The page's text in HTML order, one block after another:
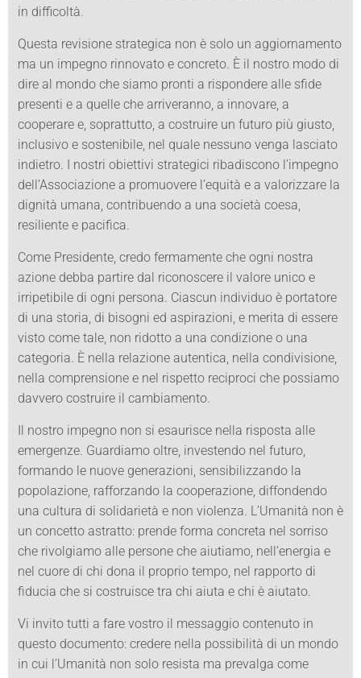
in difficoltà.
Questa revisione strategica non è solo un aggiornamento
ma un impegno rinnovato e concreto. È il nostro modo di
dire al mondo che siamo pronti a rispondere alle sfide
presenti e a quelle che arriveranno, a innovare, a
cooperare e, soprattutto, a costruire un futuro più giusto,
inclusivo e sostenibile, nel quale nessuno venga lasciato
indietro. I nostri obiettivi strategici ribadiscono l’impegno
dell’Associazione a promuovere l’equità e a valorizzare la
dignità umana, contribuendo a una società coesa,
resiliente e pacifica.
Come Presidente, credo fermamente che ogni nostra
azione debba partire dal riconoscere il valore unico e
irripetibile di ogni persona. Ciascun individuo è portatore
di una storia, di bisogni ed aspirazioni, e merita di essere
visto come tale, non ridotto a una condizione o una
categoria. È nella relazione autentica, nella condivisione,
nella comprensione e nel rispetto reciproci che possiamo
davvero costruire il cambiamento.
Il nostro impegno non si esaurisce nella risposta alle
emergenze. Guardiamo oltre, investendo nel futuro,
formando le nuove generazioni, sensibilizzando la
popolazione, rafforzando la cooperazione, diffondendo
una cultura di solidarietà e non violenza. L’Umanità non è
un concetto astratto: prende forma concreta nel sorriso
che rivolgiamo alle persone che aiutiamo, nell’energia e
nel cuore di chi dona il proprio tempo, nel rapporto di
fiducia che si costruisce tra chi aiuta e chi è aiutato.
Vi invito tutti a fare vostro il messaggio contenuto in
questo documento: credere nella possibilità di un mondo
in cui l’Umanità non solo resista ma prevalga come